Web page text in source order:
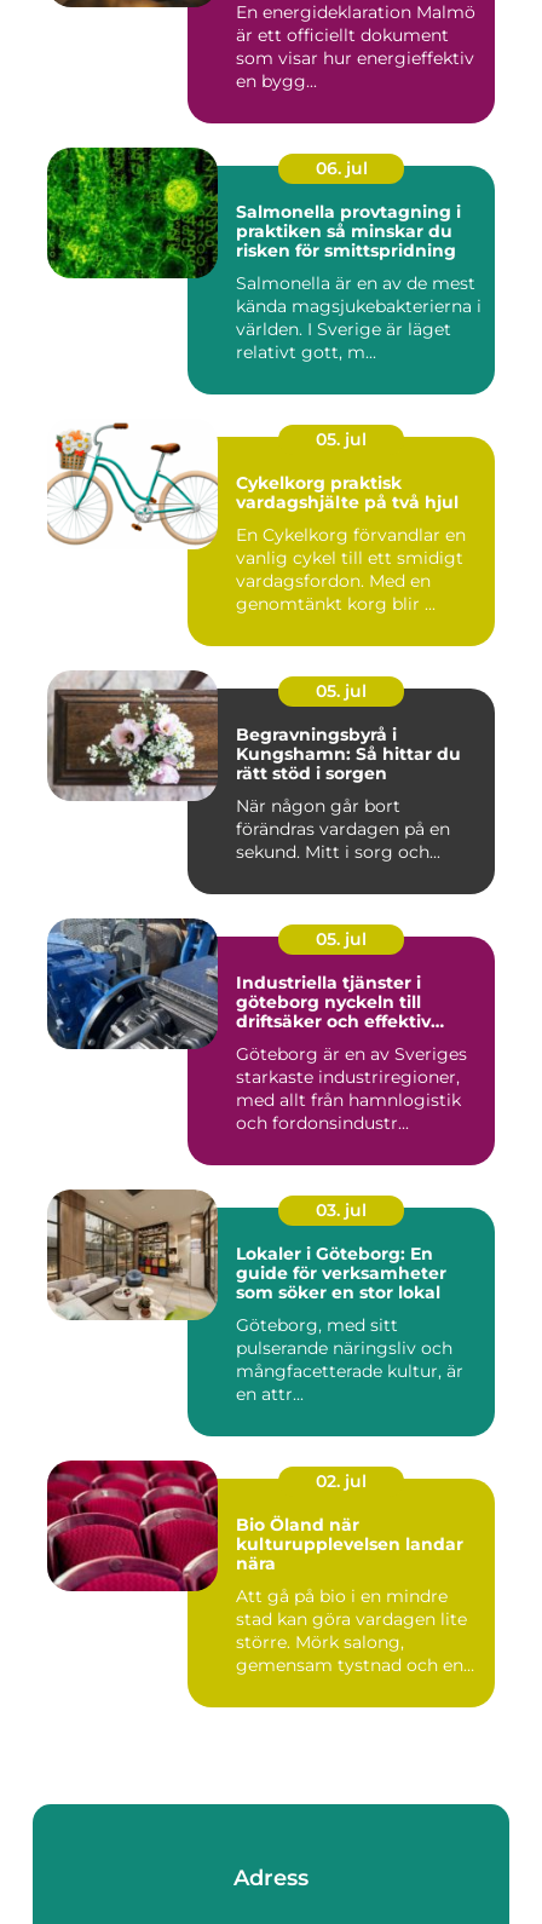
En energideklaration Malmö
är ett officiellt dokument
som visar hur energieffektiv
en bygg...
06. jul
Salmonella provtagning i
praktiken så minskar du
risken för smittspridning
Salmonella är en av de mest
kända magsjukebakterierna i
världen. I Sverige är läget
relativt gott, m...
05. jul
Cykelkorg praktisk
vardagshjälte på två hjul
En Cykelkorg förvandlar en
vanlig cykel till ett smidigt
vardagsfordon. Med en
genomtänkt korg blir ...
05. jul
Begravningsbyrå i
Kungshamn: Så hittar du
rätt stöd i sorgen
När någon går bort
förändras vardagen på en
sekund. Mitt i sorg och...
05. jul
Industriella tjänster i
göteborg nyckeln till
driftsäker och effektiv
Göteborg är en av Sveriges
starkaste industriregioner,
med allt från hamnlogistik
och fordonsindustr...
03. jul
Lokaler i Göteborg: En
guide för verksamheter
som söker en stor lokal
Göteborg, med sitt
pulserande näringsliv och
mångfacetterade kultur, är
en attr...
02. jul
Bio Öland när
kulturupplevelsen landar
nära
Att gå på bio i en mindre
stad kan göra vardagen lite
större. Mörk salong,
gemensam tystnad och en
Adress